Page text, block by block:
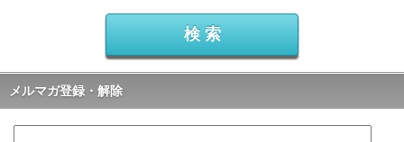
メルマガ登録・解除